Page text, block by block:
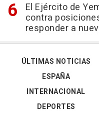
El Ejército de
contra
responder a
ÚLTIMAS NOTICIAS
ESPAÑA
INTERNACIONAL
DEPORTES